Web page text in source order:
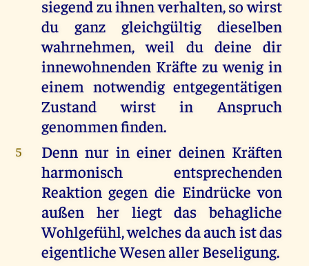
siegend zu ihnen verhalten, so wirst
du ganz gleichgültig dieselben
wahrnehmen, weil du deine dir
innewohnenden Kräfte zu wenig in
einem notwendig entgegentätigen
Zustand wirst in Anspruch
genommen finden.
5
Denn nur in einer deinen Kräften
harmonisch entsprechenden
Reaktion gegen die Eindrücke von
außen her liegt das behagliche
Wohlgefühl, welches da auch ist das
eigentliche Wesen aller Beseligung.